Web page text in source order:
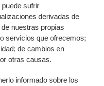
sufrir
derivadas de
nuestras propias
servicios que ofrecemos;
de cambios en
otras causas.
informado sobre los